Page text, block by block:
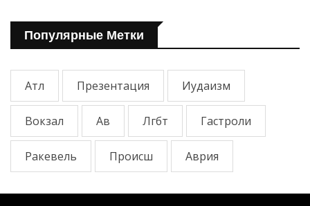
Популярные Метки
Атл Презентация Иудаизм
Вокзал Ав Лгбт Гастроли
Ракевель Происш Аврия